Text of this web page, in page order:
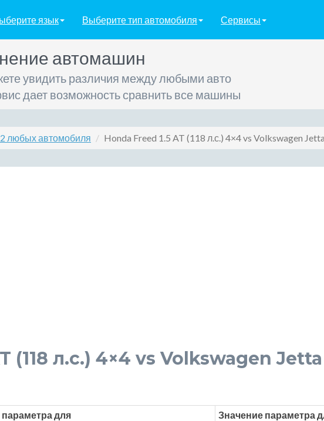
язык Выберите тип автомобиля Сервисы
автомашин
увидить различия между любыми авто
дает возможность сравнить все машины
любых автомобиля Honda Freed 1.5 AT (118 л.с.) 4×4 vs Volkswagen
(118 л.с.) 4×4 vs Volkswagen
для
Значение параметра